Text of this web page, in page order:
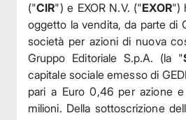
("CIR") e EXOR N.V. ("EXOR")
oggetto la vendita, da parte di
società per azioni di nuova
Gruppo Editoriale S.p.A. (la "
capitale sociale emesso di
pari a Euro 0,46 per azione
milioni. Della sottoscrizione